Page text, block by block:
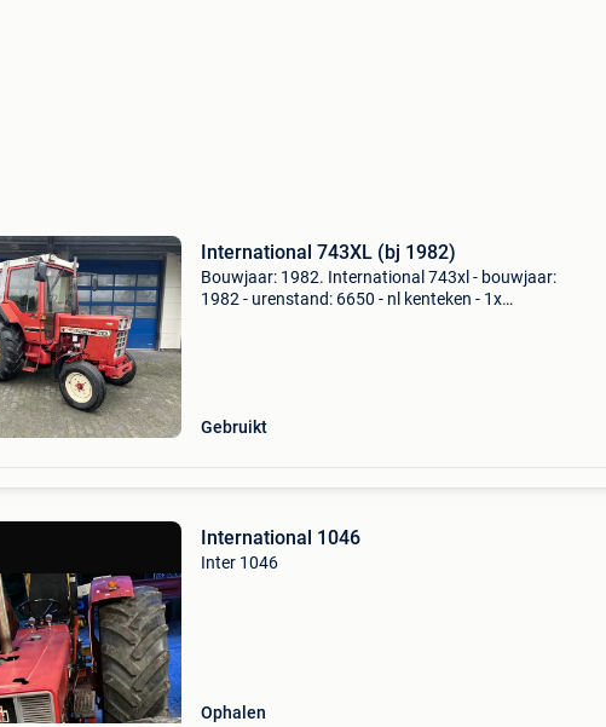
International 743XL (bj 1982)
Bouwjaar: 1982. International 743xl - bouwjaar:
1982 - urenstand: 6650 - nl kenteken - 1x
Gebruikt
International 1046
Inter 1046
Ophalen